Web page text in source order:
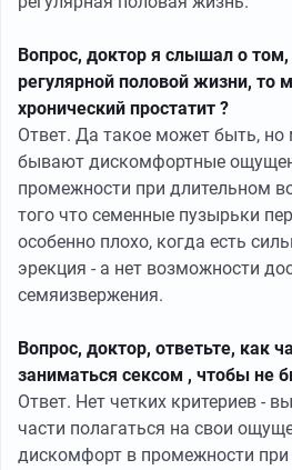
Вопрос, доктор я слышал о том,
регулярной половой жизни, то
хронический простатит ?
Ответ. Да такое может быть, но
бывают дискомфортные
промежности при длительном
того что семенные пузырьки
особенно плохо, когда есть
эрекция - а нет возможности
семяизвержения.
Вопрос, доктор, ответьте, как
заниматься сексом , чтобы не
Ответ. Нет четких критериев -
части полагаться на свои
дискомфорт в промежности